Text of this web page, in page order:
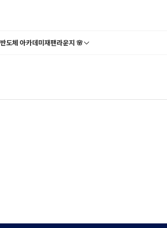
반도체 아카데미재팬라운지 🌸